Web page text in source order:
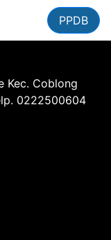
PPDB
Kec. Coblong
0222500604